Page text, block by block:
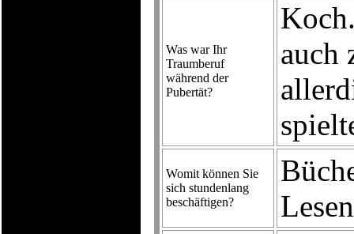
Was war Ihr
Traumberuf
während der
Pubertät?
auch
Womit können Sie
sich stundenlang
beschäftigen?